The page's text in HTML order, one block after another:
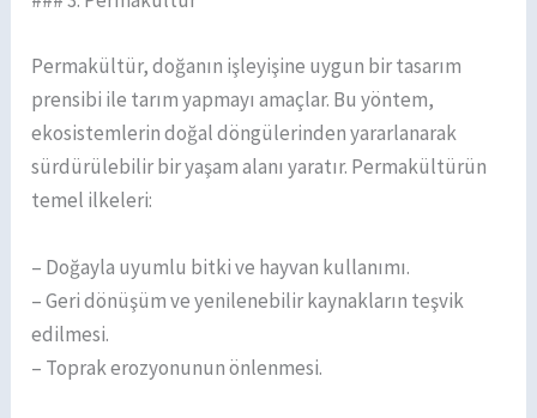
Permakültür, doğanın işleyişine uygun bir tasarım
prensibi ile tarım yapmayı amaçlar. Bu yöntem,
ekosistemlerin doğal döngülerinden yararlanarak
sürdürülebilir bir yaşam alanı yaratır. Permakültürün
temel ilkeleri:
– Doğayla uyumlu bitki ve hayvan kullanımı.
– Geri dönüşüm ve yenilenebilir kaynakların teşvik
edilmesi.
– Toprak erozyonunun önlenmesi.